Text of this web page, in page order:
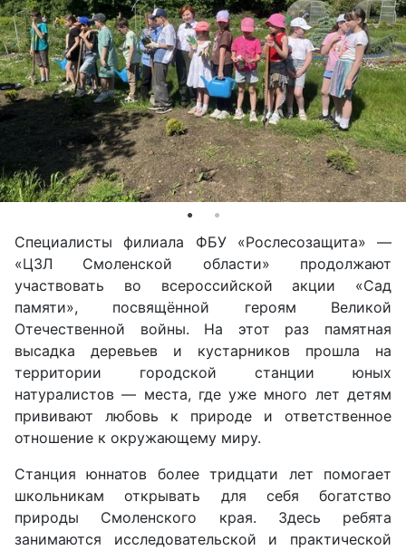
Специалисты филиала ФБУ «Рослесозащита» —
«ЦЗЛ Смоленской области» продолжают
участвовать во всероссийской акции «Сад
памяти», посвящённой героям Великой
Отечественной войны. На этот раз памятная
высадка деревьев и кустарников прошла на
территории городской станции юных
натуралистов — места, где уже много лет детям
прививают любовь к природе и ответственное
отношение к окружающему миру.
Станция юннатов более тридцати лет помогает
школьникам открывать для себя богатство
природы Смоленского края. Здесь ребята
занимаются исследовательской и практической